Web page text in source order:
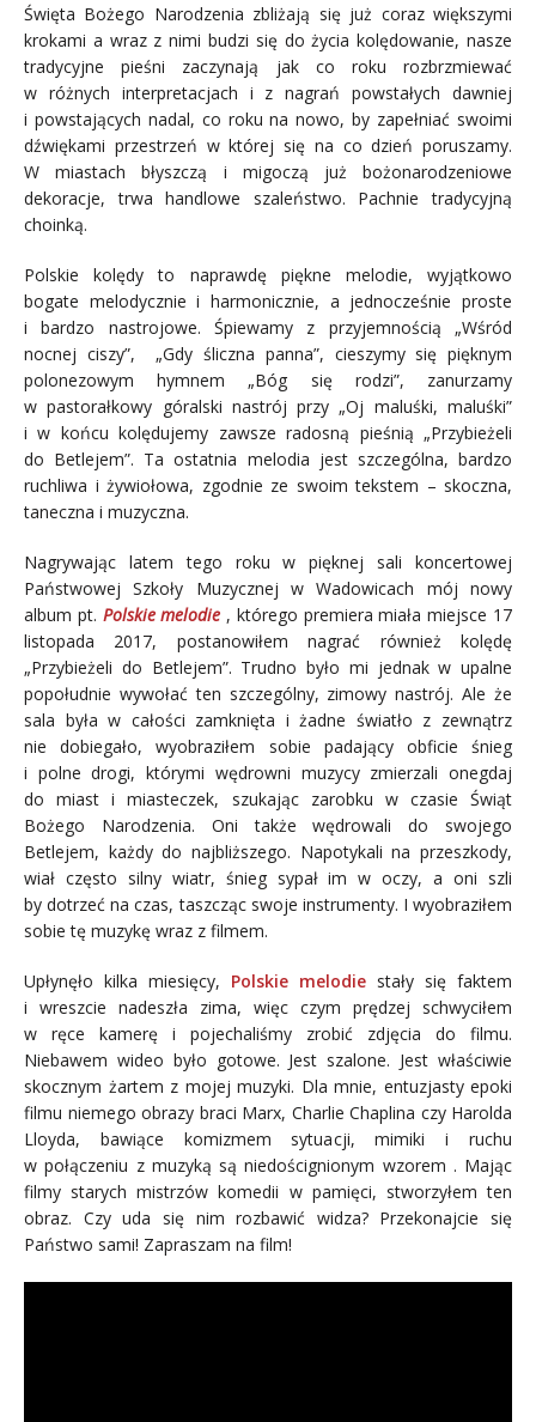
Święta Bożego Narodzenia zbliżają się już coraz większymi
krokami a wraz z nimi budzi się do życia kolędowanie, nasze
tradycyjne pieśni zaczynają jak co roku rozbrzmiewać
w różnych interpretacjach i z nagrań powstałych dawniej
i powstających nadal, co roku na nowo, by zapełniać swoimi
dźwiękami przestrzeń w której się na co dzień poruszamy.
W miastach błyszczą i migoczą już bożonarodzeniowe
dekoracje, trwa handlowe szaleństwo. Pachnie tradycyjną
choinką.
Polskie kolędy to naprawdę piękne melodie, wyjątkowo
bogate melodycznie i harmonicznie, a jednocześnie proste
i bardzo nastrojowe. Śpiewamy z przyjemnością „Wśród
nocnej ciszy”, „Gdy śliczna panna”, cieszymy się pięknym
polonezowym hymnem „Bóg się rodzi”, zanurzamy
w pastorałkowy góralski nastrój przy „Oj maluśki, maluśki”
i w końcu kolędujemy zawsze radosną pieśnią „Przybieżeli
do Betlejem”. Ta ostatnia melodia jest szczególna, bardzo
ruchliwa i żywiołowa, zgodnie ze swoim tekstem – skoczna,
taneczna i muzyczna.
Nagrywając latem tego roku w pięknej sali koncertowej
Państwowej Szkoły Muzycznej w Wadowicach mój nowy
album pt. Polskie melodie , którego premiera miała miejsce 17
listopada 2017, postanowiłem nagrać również kolędę
„Przybieżeli do Betlejem”. Trudno było mi jednak w upalne
popołudnie wywołać ten szczególny, zimowy nastrój. Ale że
sala była w całości zamknięta i żadne światło z zewnątrz
nie dobiegało, wyobraziłem sobie padający obficie śnieg
i polne drogi, którymi wędrowni muzycy zmierzali onegdaj
do miast i miasteczek, szukając zarobku w czasie Świąt
Bożego Narodzenia. Oni także wędrowali do swojego
Betlejem, każdy do najbliższego. Napotykali na przeszkody,
wiał często silny wiatr, śnieg sypał im w oczy, a oni szli
by dotrzeć na czas, taszcząc swoje instrumenty. I wyobraziłem
sobie tę muzykę wraz z filmem.
Upłynęło kilka miesięcy, Polskie melodie stały się faktem
i wreszcie nadeszła zima, więc czym prędzej schwyciłem
w ręce kamerę i pojechaliśmy zrobić zdjęcia do filmu.
Niebawem wideo było gotowe. Jest szalone. Jest właściwie
skocznym żartem z mojej muzyki. Dla mnie, entuzjasty epoki
filmu niemego obrazy braci Marx, Charlie Chaplina czy Harolda
Lloyda, bawiące komizmem sytuacji, mimiki i ruchu
w połączeniu z muzyką są niedoścignionym wzorem . Mając
filmy starych mistrzów komedii w pamięci, stworzyłem ten
obraz. Czy uda się nim rozbawić widza? Przekonajcie się
Państwo sami! Zapraszam na film!